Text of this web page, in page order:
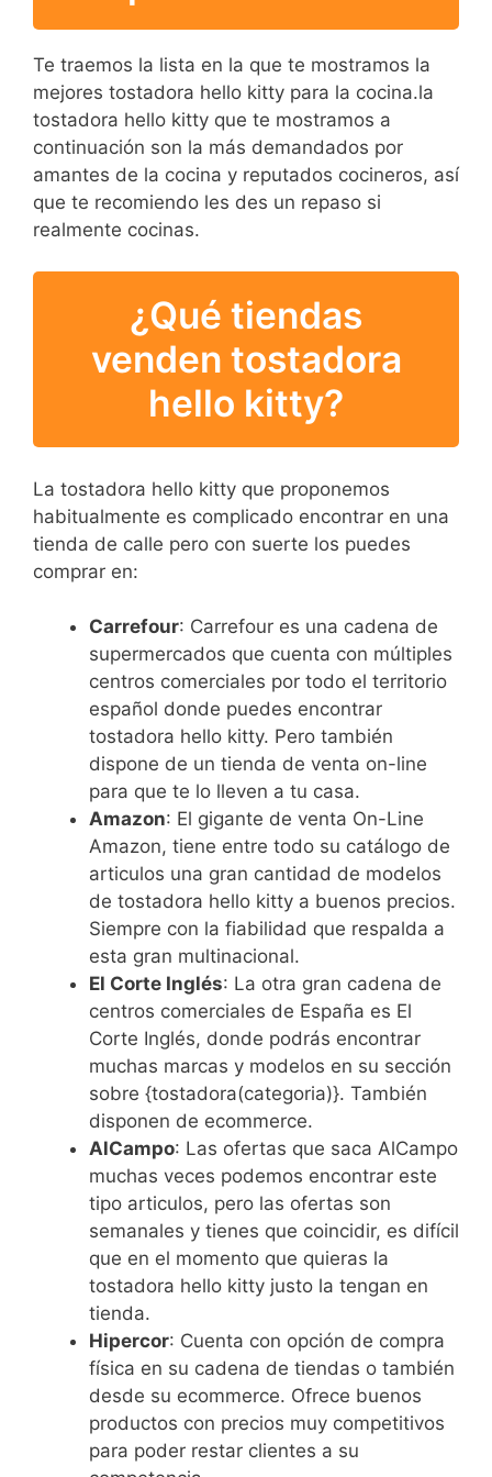
la galleta rápido y nítido,
para hacer las galletas
crujientes fuera, el interior
esponjoso.El mango
espiral de pulido puede
impedir que el patín para
acelerar la eficiencia con
la cómoda.
Te traemos la lista en la que te mostramos la
mejores tostadora hello kitty para la cocina.la
tostadora hello kitty que te mostramos a
continuación son la más demandados por
amantes de la cocina y reputados cocineros, así
que te recomiendo les des un repaso si
realmente cocinas.
¿Qué tiendas
venden tostadora
hello kitty?
La tostadora hello kitty que proponemos
habitualmente es complicado encontrar en una
tienda de calle pero con suerte los puedes
comprar en:
Carrefour: Carrefour es una cadena de
supermercados que cuenta con múltiples
centros comerciales por todo el territorio
español donde puedes encontrar
tostadora hello kitty. Pero también
dispone de un tienda de venta on-line
para que te lo lleven a tu casa.
Amazon: El gigante de venta On-Line
Amazon, tiene entre todo su catálogo de
articulos una gran cantidad de modelos
de tostadora hello kitty a buenos precios.
Siempre con la fiabilidad que respalda a
esta gran multinacional.
El Corte Inglés: La otra gran cadena de
centros comerciales de España es El
Corte Inglés, donde podrás encontrar
muchas marcas y modelos en su sección
sobre {tostadora(categoria)}. También
disponen de ecommerce.
AlCampo: Las ofertas que saca AlCampo
muchas veces podemos encontrar este
tipo articulos, pero las ofertas son
semanales y tienes que coincidir, es difícil
que en el momento que quieras la
tostadora hello kitty justo la tengan en
tienda.
Hipercor: Cuenta con opción de compra
física en su cadena de tiendas o también
desde su ecommerce. Ofrece buenos
productos con precios muy competitivos
para poder restar clientes a su